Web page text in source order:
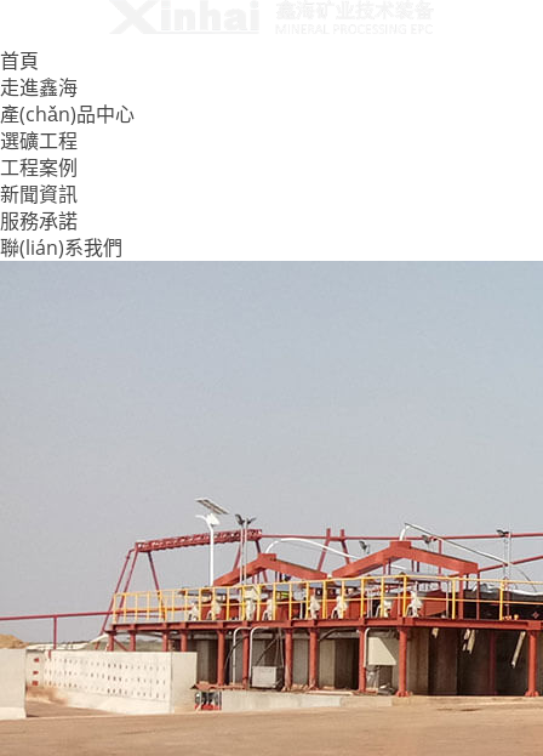
首頁
走進鑫海
產(chǎn)品中心
選礦工程
工程案例
新聞資訊
服務承諾
聯(lián)系我們